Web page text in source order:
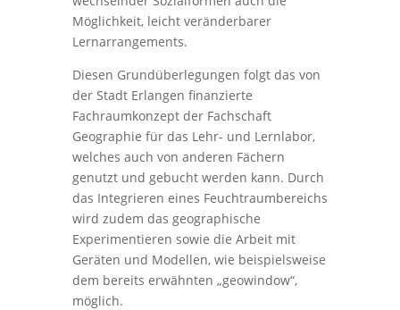
Möglichkeit, leicht veränderbarer
Lernarrangements.
Diesen Grundüberlegungen folgt das von
der Stadt Erlangen finanzierte
Fachraumkonzept der Fachschaft
Geographie für das Lehr- und Lernlabor,
welches auch von anderen Fächern
genutzt und gebucht werden kann. Durch
das Integrieren eines Feuchtraumbereichs
wird zudem das geographische
Experimentieren sowie die Arbeit mit
Geräten und Modellen, wie beispielsweise
dem bereits erwähnten „geowindow“,
möglich.